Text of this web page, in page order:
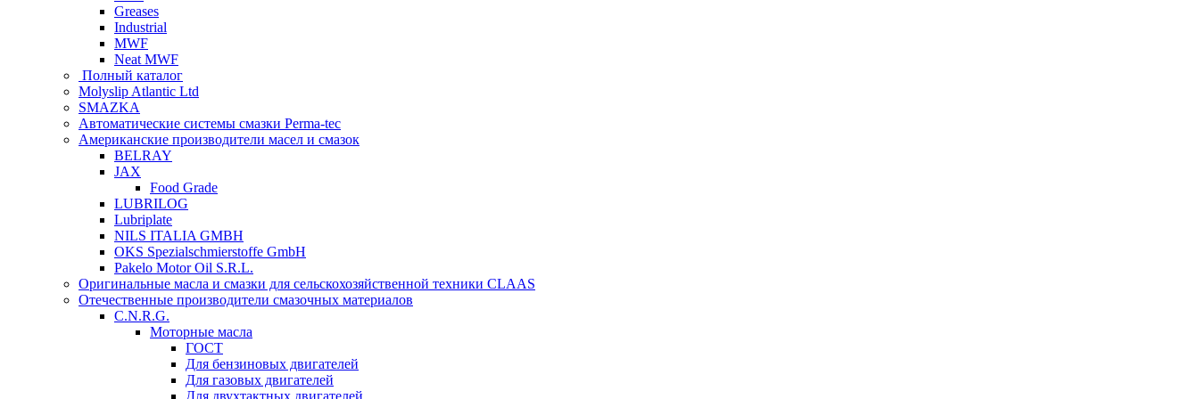
Greases
Industrial
MWF
Neat MWF
Полный каталог
Molyslip Atlantic Ltd
SMAZKA
Автоматические системы смазки Perma-tec
Американские производители масел и смазок
BELRAY
JAX
Food Grade
LUBRILOG
Lubriplate
NILS ITALIA GMBH
OKS Spezialschmierstoffe GmbH
Pakelo Motor Oil S.R.L.
Оригинальные масла и смазки для сельскохозяйственной техники CLAAS
Отечественные производители смазочных материалов
C.N.R.G.
Моторные масла
ГОСТ
Для бензиновых двигателей
Для газовых двигателей
Для двухтактных двигателей